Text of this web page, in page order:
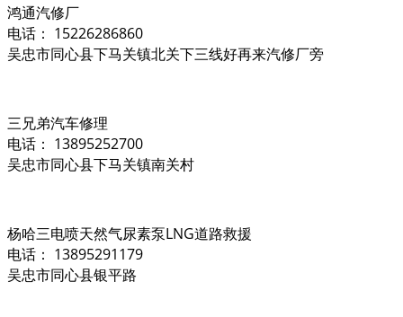
鸿通汽修厂
电话： 15226286860
吴忠市同心县下马关镇北关下三线好再来汽修厂旁
三兄弟汽车修理
电话： 13895252700
吴忠市同心县下马关镇南关村
杨哈三电喷天然气尿素泵LNG道路救援
电话： 13895291179
吴忠市同心县银平路